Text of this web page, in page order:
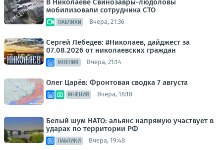
В Николаеве Свинозавры-людоловы
мобилизовали сотрудника СТО
ПАБЛИКИ Вчера, 21:36
Сергей Лебедев: #Николаев, дайджест за
07.08.2026 от николаевских граждан
МНЕНИЯ Вчера, 21:14
Олег Царёв: Фронтовая сводка 7 августа
МНЕНИЯ Вчера, 18:18
Белый шум НАТО: альянс напрямую участвует в
ударах по территории РФ
ПАБЛИКИ Вчера, 19:48